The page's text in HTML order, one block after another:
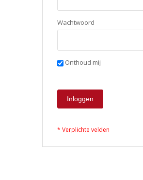
Wachtwoord
Onthoud mij
Inloggen